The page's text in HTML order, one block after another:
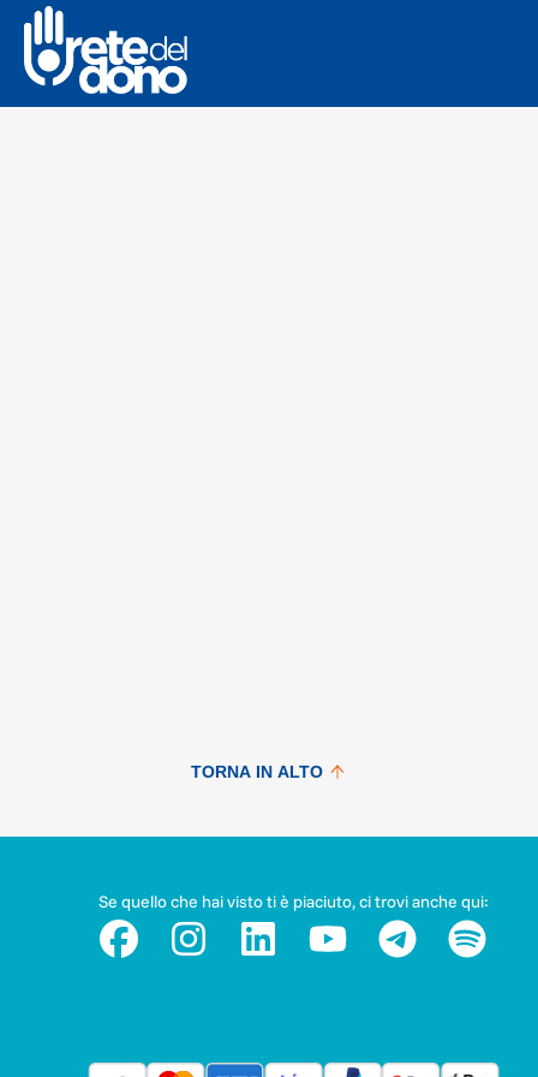
TORNA IN ALTO
Se quello che hai visto ti è piaciuto, ci trovi anche qui: